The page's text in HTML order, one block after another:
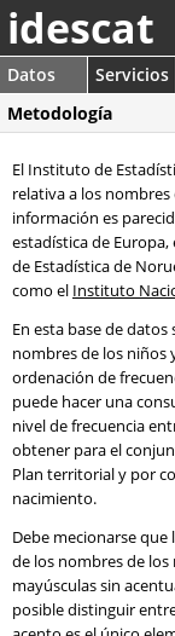
idescat
Datos Servicios
Metodología
El Instituto de
relativa a los nombres
información es
estadística de
de Estadística de
como el Instituto
En esta base de
nombres de los niños
ordenación de
puede hacer una
nivel de frecuencia
obtener para el
Plan territorial y por
nacimiento.
Debe mecionarse
de los nombres de
mayúsculas sin
posible distinguir